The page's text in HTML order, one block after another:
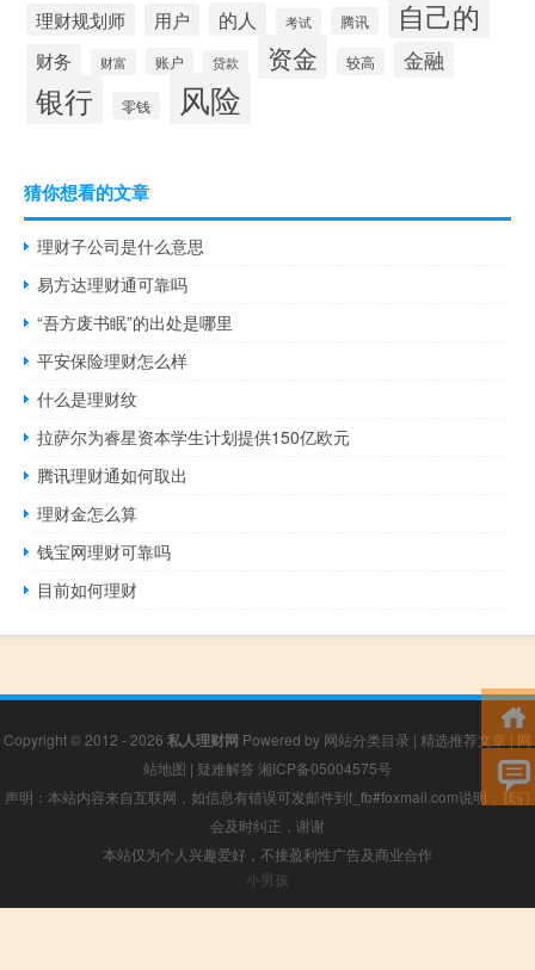
理财规划师 用户 的人 考试 腾讯 自己的
财务 财富 账户 贷款 资金 较高 金融
银行 零钱 风险
猜你想看的文章
理财子公司是什么意思
易方达理财通可靠吗
“吾方废书眠”的出处是哪里
平安保险理财怎么样
什么是理财纹
拉萨尔为睿星资本学生计划提供150亿欧元
腾讯理财通如何取出
理财金怎么算
钱宝网理财可靠吗
目前如何理财
Copyright © 2012 - 2026 私人理财网 Powered by 网站分类目录 | 精选推荐文章 | 网
站地图 | 疑难解答 湘ICP备05004575号
声明：本站内容来自互联网，如信息有错误可发邮件到f_fb#foxmail.com说明，我们
会及时纠正，谢谢
本站仅为个人兴趣爱好，不接盈利性广告及商业合作
小男孩